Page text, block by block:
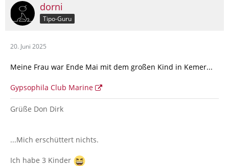
dorni
Tipo-Guru
20. Juni 2025
Meine Frau war Ende Mai mit dem großen Kind in Kemer...
Gypsophila Club Marine
Grüße Don Dirk
...Mich erschüttert nichts.
Ich habe 3 Kinder